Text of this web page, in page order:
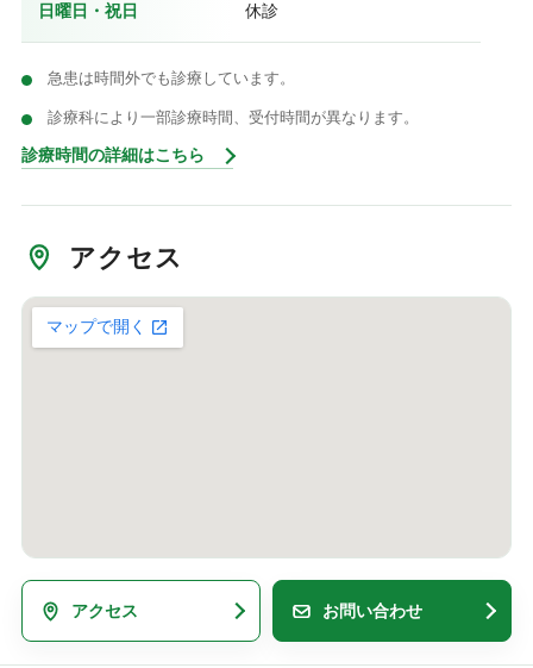
日曜日・祝日 休診
急患は時間外でも診療しています。
診療科により一部診療時間、受付時間が異なります。
診療時間の詳細はこちら
アクセス
アクセス お問い合わせ